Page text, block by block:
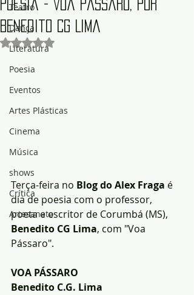
Teatro
Dança
Literatura
Poesia
Eventos
Artes Plásticas
Cinema
Música
shows
Crítica
Artesanato
Poesia - Voa Pássaro, por
Benedito CG Lima
Avaliado com NaN de 5 estrelas.
Terça-feira no Blog do Alex Fraga é
dia de poesia com o professor,
poeta e escritor de Corumbá (MS),
Benedito CG Lima, com "Voa
Pássaro".
VOA PÁSSARO
Benedito C.G. Lima